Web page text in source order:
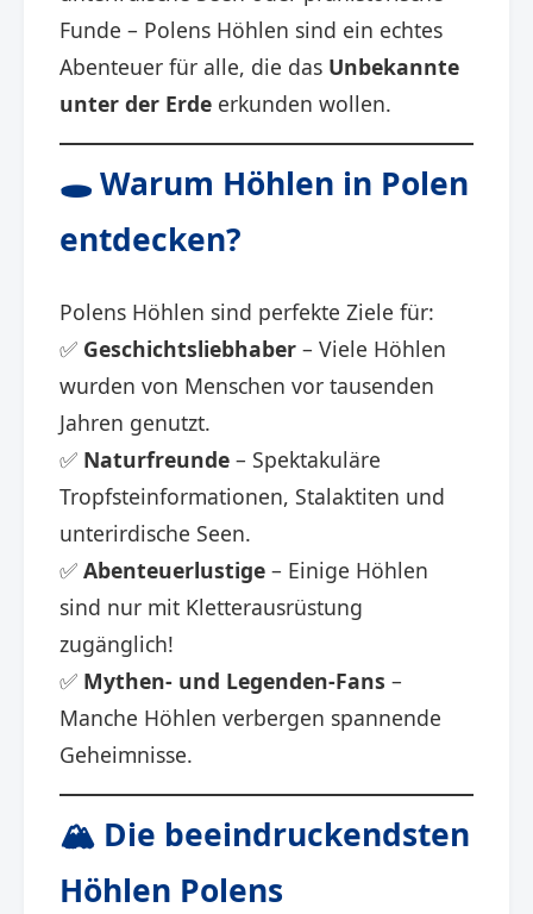
Funde – Polens Höhlen sind ein echtes
Abenteuer für alle, die das Unbekannte
unter der Erde erkunden wollen.
🕳️ Warum Höhlen in Polen
entdecken?
Polens Höhlen sind perfekte Ziele für:
✅ Geschichtsliebhaber – Viele Höhlen
wurden von Menschen vor tausenden
Jahren genutzt.
✅ Naturfreunde – Spektakuläre
Tropfsteinformationen, Stalaktiten und
unterirdische Seen.
✅ Abenteuerlustige – Einige Höhlen
sind nur mit Kletterausrüstung
zugänglich!
✅ Mythen- und Legenden-Fans –
Manche Höhlen verbergen spannende
Geheimnisse.
🏔️ Die beeindruckendsten
Höhlen Polens